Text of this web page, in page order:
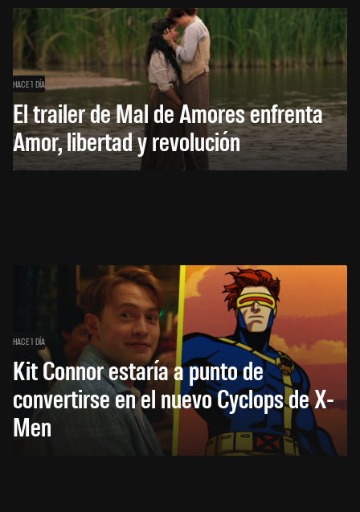
HACE 1 DÍA
El trailer de Mal de Amores enfrenta
Amor, libertad y revolución
HACE 1 DÍA
Kit Connor estaría a punto de
convertirse en el nuevo Cyclops de X-
Men